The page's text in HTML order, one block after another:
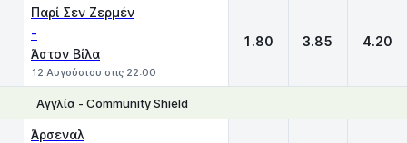
Παρί Σεν Ζερμέν
-
Άστον Βίλα
12 Αυγούστου στις 22:00
1.80 3.85 4.20
Αγγλία - Community Shield
Άρσεναλ